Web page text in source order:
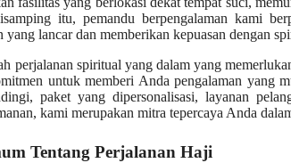
itu, pemandu berpengalaman kami
yang lancar dan memberikan kepuasan dengan
perjalanan spiritual yang dalam yang
untuk memberi Anda pengalaman yang
paket yang dipersonalisasi, layanan
kami merupakan mitra tepercaya Anda
Tentang Perjalanan Haji